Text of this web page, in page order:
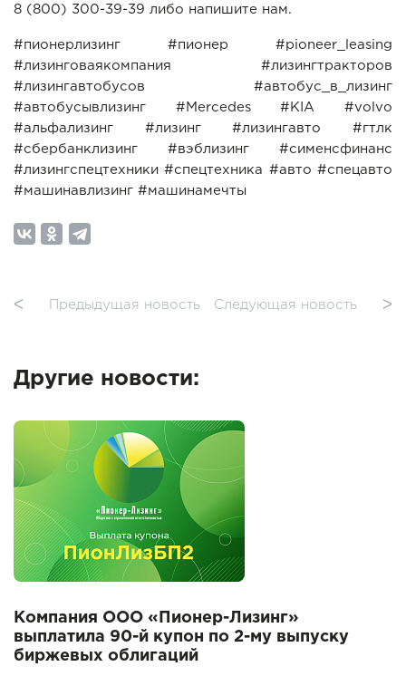
8 (800) 300-39-39 либо напишите нам.
#пионерлизинг #пионер #pioneer_leasing
#лизинговаякомпания #лизингтракторов
#лизингавтобусов #автобус_в_лизинг
#автобусывлизинг #Mercedes #KIA #volvo
#альфализинг #лизинг #лизингавто #гтлк
#сбербанклизинг #вэблизинг #сименсфинанс
#лизингспецтехники #спецтехника #авто #спецавто
#машинавлизинг #машинамечты
ᐸ Предыдущая новость Следующая новость ᐳ
Другие новости:
Компания ООО «Пионер-Лизинг»
выплатила 90-й купон по 2-му выпуску
биржевых облигаций